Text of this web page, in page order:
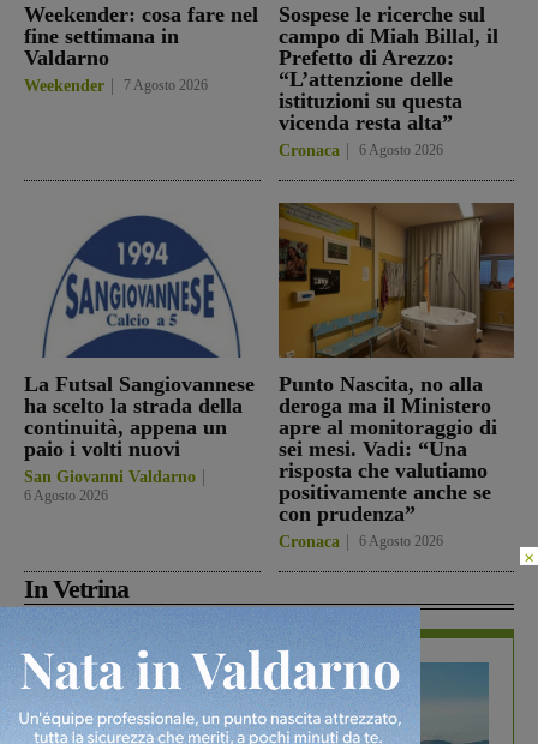
Weekender: cosa fare nel
fine settimana in
Valdarno
Weekender 7 Agosto 2026
Sospese le ricerche sul
campo di Miah Billal, il
Prefetto di Arezzo:
“L’attenzione delle
istituzioni su questa
vicenda resta alta”
Cronaca 6 Agosto 2026
La Futsal Sangiovannese
ha scelto la strada della
continuità, appena un
paio i volti nuovi
San Giovanni Valdarno
6 Agosto 2026
Punto Nascita, no alla
deroga ma il Ministero
apre al monitoraggio di
sei mesi. Vadi: “Una
risposta che valutiamo
positivamente anche se
con prudenza”
Cronaca 6 Agosto 2026
In Vetrina
×